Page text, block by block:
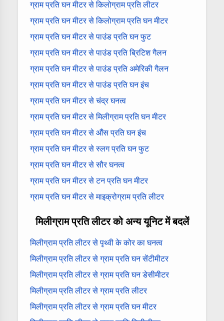
ग्राम प्रति घन मीटर से किलोग्राम प्रति लीटर
ग्राम प्रति घन मीटर से किलोग्राम प्रति घन मीटर
ग्राम प्रति घन मीटर से पाउंड प्रति घन फुट
ग्राम प्रति घन मीटर से पाउंड प्रति ब्रिटिश गैलन
ग्राम प्रति घन मीटर से पाउंड प्रति अमेरिकी गैलन
ग्राम प्रति घन मीटर से पाउंड प्रति घन इंच
ग्राम प्रति घन मीटर से चंद्र घनत्व
ग्राम प्रति घन मीटर से मिलीग्राम प्रति घन मीटर
ग्राम प्रति घन मीटर से औंस प्रति घन इंच
ग्राम प्रति घन मीटर से स्लग प्रति घन फुट
ग्राम प्रति घन मीटर से सौर घनत्व
ग्राम प्रति घन मीटर से टन प्रति घन मीटर
ग्राम प्रति घन मीटर से माइक्रोग्राम प्रति लीटर
मिलीग्राम प्रति लीटर को अन्य यूनिट में बदलें
मिलीग्राम प्रति लीटर से पृथ्वी के कोर का घनत्व
मिलीग्राम प्रति लीटर से ग्राम प्रति घन सेंटीमीटर
मिलीग्राम प्रति लीटर से ग्राम प्रति घन डेसीमीटर
मिलीग्राम प्रति लीटर से ग्राम प्रति लीटर
मिलीग्राम प्रति लीटर से ग्राम प्रति घन मीटर